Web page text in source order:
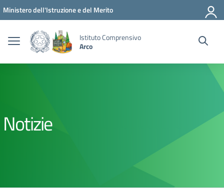
Vai ai contenuti
Vai al menu di navigazione
Vai al footer
Ministero dell'Istruzione e del Merito
Istituto Comprensivo
Arco
Notizie